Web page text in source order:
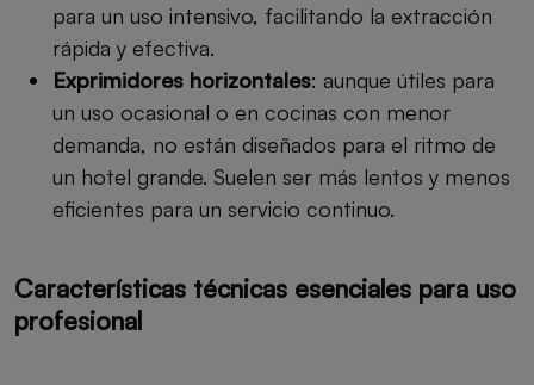
para un uso intensivo, facilitando la extracción
rápida y efectiva.
Exprimidores horizontales: aunque útiles para
un uso ocasional o en cocinas con menor
demanda, no están diseñados para el ritmo de
un hotel grande. Suelen ser más lentos y menos
eficientes para un servicio continuo.
Características técnicas esenciales para uso
profesional